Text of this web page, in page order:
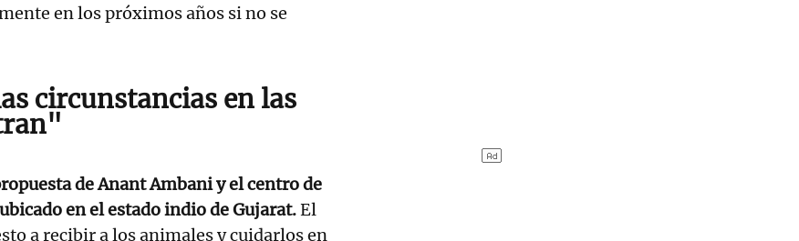
en los próximos años si no se
circunstancias en las
de Anant Ambani y el centro de
en el estado indio de Gujarat.El
a recibir a los animales y cuidarlos en